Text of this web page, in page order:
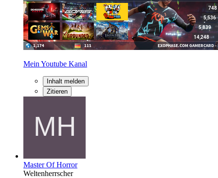
Mein Youtube Kanal
Inhalt melden
Zitieren
Master Of Horror
Weltenherrscher